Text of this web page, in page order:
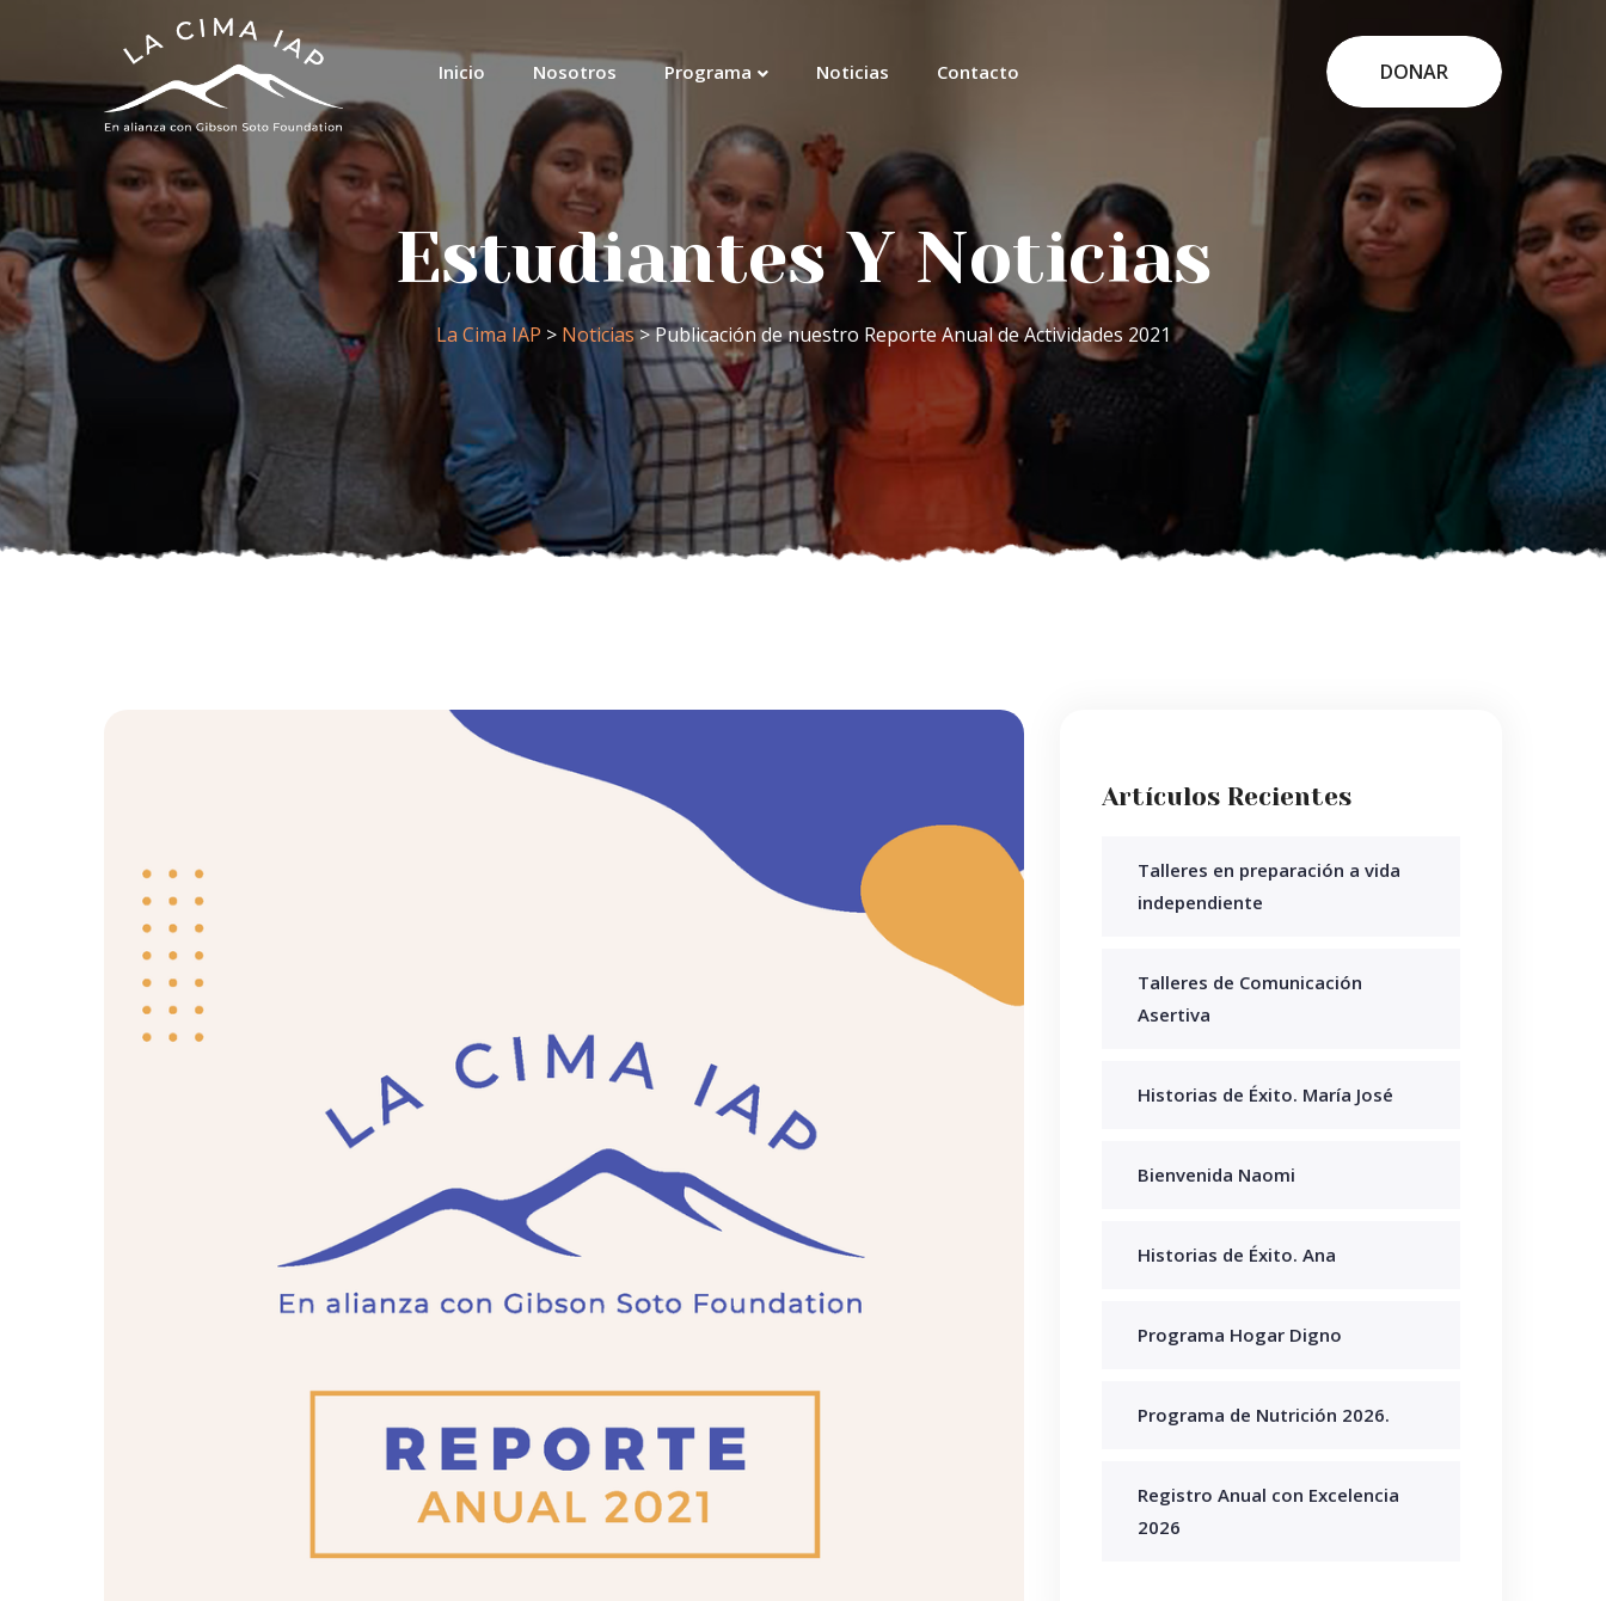
Inicio Nosotros Programa Noticias Contacto DONAR
Estudiantes Y Noticias
La Cima IAP > Noticias> Publicación de nuestro Reporte Anual de Actividades 2021
Artículos Recientes
Talleres en preparación a vida
independiente
Talleres de Comunicación
Asertiva
Historias de Éxito. María José
Bienvenida Naomi
Historias de Éxito. Ana
Programa Hogar Digno
Programa de Nutrición 2026.
Registro Anual con Excelencia
2026